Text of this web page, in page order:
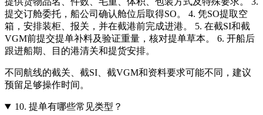
提交订舱委托，船公司确认舱位后取得SO。 4. 凭SO提取空
箱，安排装柜、报关，并在截港前完成进港。 5. 在截SI和截
VGM前提交提单补料及验证重量，核对提单草本。 6. 开船后
跟进船期、目的港清关和提货安排。
不同航线的截关、截SI、截VGM和资料要求可能不同，建议
预留足够操作时间。
10. 提单有哪些常见类型？